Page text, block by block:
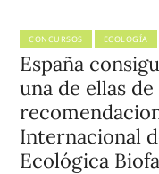
CONCURSOS ECOLOGÍA
España
una de ellas
Internacional
Ecológica